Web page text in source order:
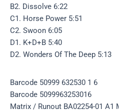
B2. Dissolve 6:22
C1. Horse Power 5:51
C2. Swoon 6:05
D1. K+D+B 5:40
D2. Wonders Of The Deep 5:13
Barcode 50999 632530 1 6
Barcode 5099963253016
Matrix / Runout BA02254-01 A1